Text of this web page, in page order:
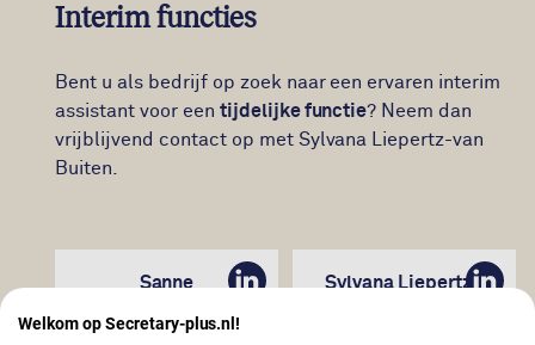
Interim functies
Bent u als bedrijf op zoek naar een ervaren interim
assistant voor een tijdelijke functie? Neem dan
vrijblijvend contact op met Sylvana Liepertz-van
Buiten.
LinkedIn
Sanne
Consultant
Sylvana Liepertz -
Welkom op Secretary-plus.nl!